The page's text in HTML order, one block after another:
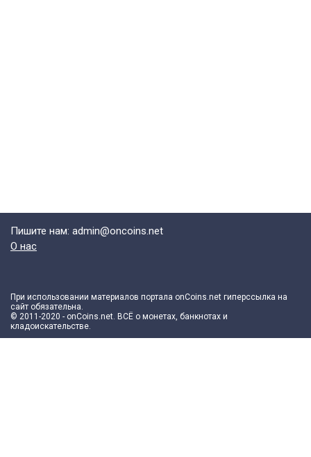
Пишите нам: admin@oncoins.net
О нас
При использовании материалов портала onCoins.net гиперссылка на
сайт обязательна.
© 2011-2020 - onCoins.net. ВСЁ о монетах, банкнотах и
кладоискательстве.